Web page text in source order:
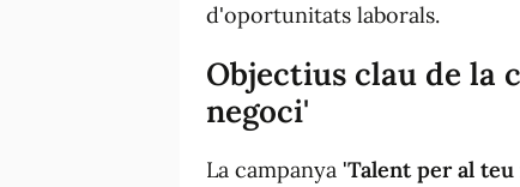
d'oportunitats laborals.
Objectius clau de la
negoci'
La campanya 'Talent per al teu